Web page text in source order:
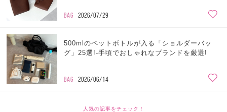
BAG 2026/07/29
500mlのペットボトルが入る「ショルダーバッ
グ」25選!-手頃でおしゃれなブランドを厳選!
BAG 2026/06/14
人気の記事をチェック！